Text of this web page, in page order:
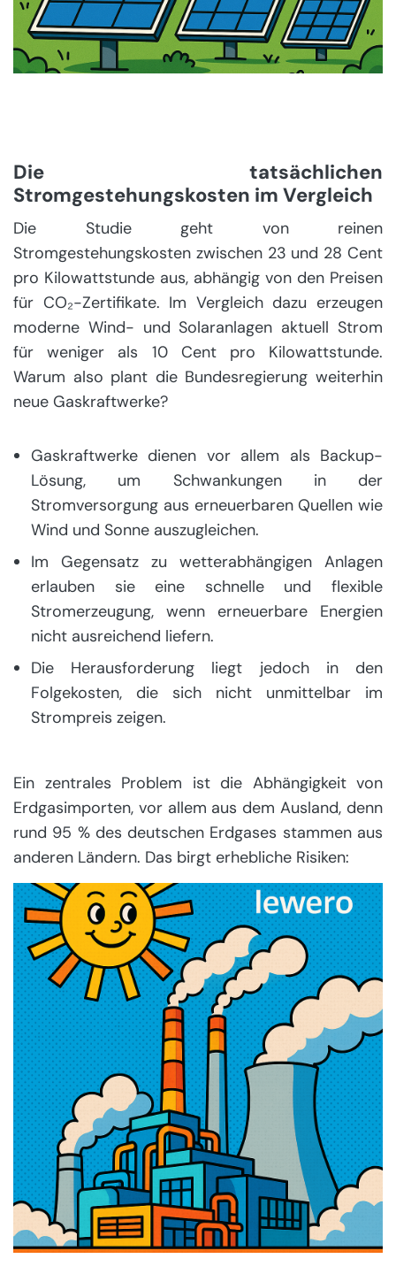
Die tatsächlichen
Stromgestehungskosten im Vergleich
Die Studie geht von reinen
Stromgestehungskosten zwischen 23 und 28 Cent
pro Kilowattstunde aus, abhängig von den Preisen
für CO₂-Zertifikate. Im Vergleich dazu erzeugen
moderne Wind- und Solaranlagen aktuell Strom
für weniger als 10 Cent pro Kilowattstunde.
Warum also plant die Bundesregierung weiterhin
neue Gaskraftwerke?
Gaskraftwerke dienen vor allem als Backup-
Lösung, um Schwankungen in der
Stromversorgung aus erneuerbaren Quellen wie
Wind und Sonne auszugleichen.
Im Gegensatz zu wetterabhängigen Anlagen
erlauben sie eine schnelle und flexible
Stromerzeugung, wenn erneuerbare Energien
nicht ausreichend liefern.
Die Herausforderung liegt jedoch in den
Folgekosten, die sich nicht unmittelbar im
Strompreis zeigen.
Ein zentrales Problem ist die Abhängigkeit von
Erdgasimporten, vor allem aus dem Ausland, denn
rund 95 % des deutschen Erdgases stammen aus
anderen Ländern. Das birgt erhebliche Risiken: